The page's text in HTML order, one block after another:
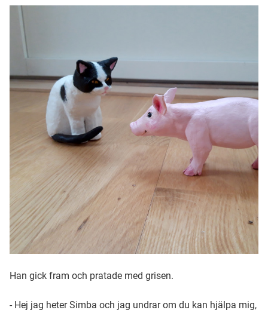
Han gick fram och pratade med grisen.
- Hej jag heter Simba och jag undrar om du kan hjälpa mig,